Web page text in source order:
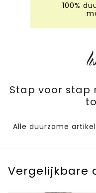
100%
Stap voor stap
Alle duurzame
Vergelijkbare